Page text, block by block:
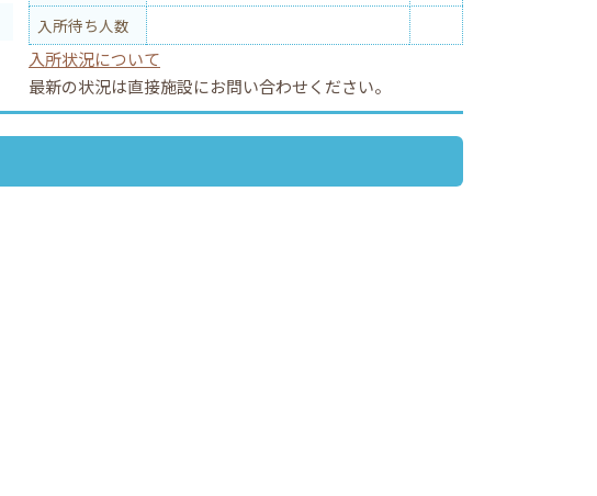
入所待ち人数
入所状況について
最新の状況は直接施設にお問い合わせください。